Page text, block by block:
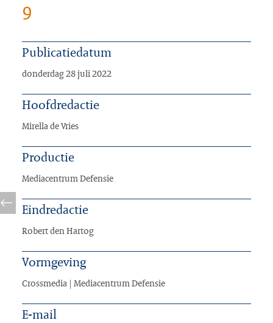
9
Publicatiedatum
donderdag 28 juli 2022
Hoofdredactie
Mirella de Vries
Productie
Mediacentrum Defensie
Eindredactie
Robert den Hartog
Vormgeving
Crossmedia | Mediacentrum Defensie
E-mail